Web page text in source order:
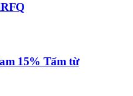
15% Tấm từ